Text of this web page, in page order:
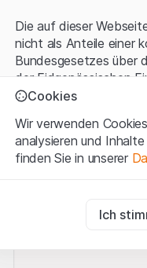
Die auf dieser
nicht als Anteile einer
Bundesgesetzes über
der Eidgenössischen
KAG vermittelten
Mit dem Zugriff auf
rechtlichen
Sämtliche
Cookies
Wir verwenden
analysieren und
finden Sie in unserer
Diese Cookies sind für
Ich